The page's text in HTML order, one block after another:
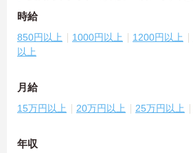
時給
850円以上 1000円以上 1200円以上
以上
月給
15万円以上 20万円以上 25万円以上
年収